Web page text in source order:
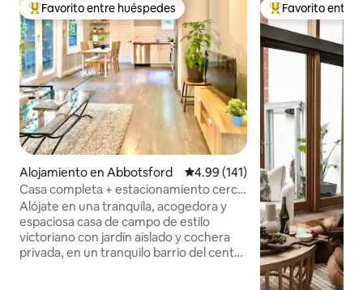
Favorito entre huéspedes preferido
Favorito entre huéspedes
Alojamiento en Abbotsford Calificación promedio: 4.99 de
4.99 (141)
Casa completa + estacionamiento cerca
del MCG, de la ciudad y de todo
Alójate en una tranquila, acogedora y
espaciosa casa de campo de estilo
victoriano con jardín aislado y cochera
privada, en un tranquilo barrio del centro
Favorito entre
Favorito entre